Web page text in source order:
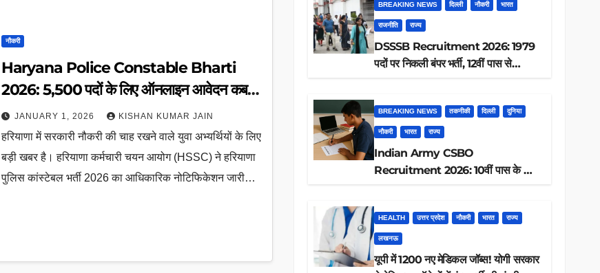
नौकरी
Haryana Police Constable Bharti
2026: 5,500 पदों के लिए ऑनलाइन आवेदन कब
और कैसे करें?
JANUARY 1, 2026 KISHAN KUMAR JAIN
हरियाणा में सरकारी नौकरी की चाह रखने वाले युवा अभ्यर्थियों के लिए
बड़ी खबर है। हरियाणा कर्मचारी चयन आयोग (HSSC) ने हरियाणा
पुलिस कांस्टेबल भर्ती 2026 का आधिकारिक नोटिफिकेशन जारी…
BREAKING NEWS दिल्ली नौकरी भारत
राजनीति राज्य
DSSSB Recruitment 2026: 1979
पदों पर निकली बंपर भर्ती, 12वीं पास से
BREAKING NEWS तकनीकी दिल्ली दुनिया
नौकरी भारत राज्य
Indian Army CSBO
Recruitment 2026: 10वीं पास के लिए
HEALTH उत्तर प्रदेश नौकरी भारत राज्य
लखनऊ
यूपी में 1200 नए मेडिकल जॉब्स! योगी सरकार